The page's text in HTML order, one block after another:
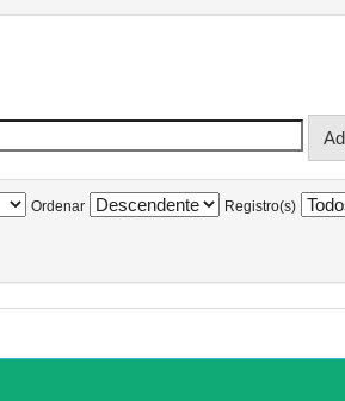
Ordenar Registro(s)